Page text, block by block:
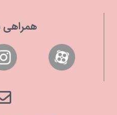
همراهی